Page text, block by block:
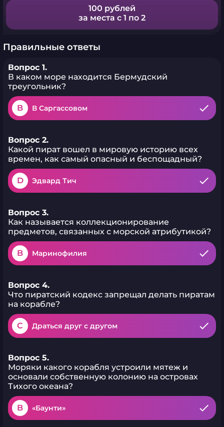
100 рублей
за места с 1 по 2
Правильные ответы
Вопрос 1.
В каком море находится Бермудский
треугольник?
B В Саргассовом
Вопрос 2.
Какой пират вошел в мировую историю всех
времен, как самый опасный и беспощадный?
D Эдвард Тич
Вопрос 3.
Как называется коллекционирование
предметов, связанных с морской атрибутикой?
B Маринофилия
Вопрос 4.
Что пиратский кодекс запрещал делать пиратам
на корабле?
C Драться друг с другом
Вопрос 5.
Моряки какого корабля устроили мятеж и
основали собственную колонию на островах
Тихого океана?
B «Баунти»